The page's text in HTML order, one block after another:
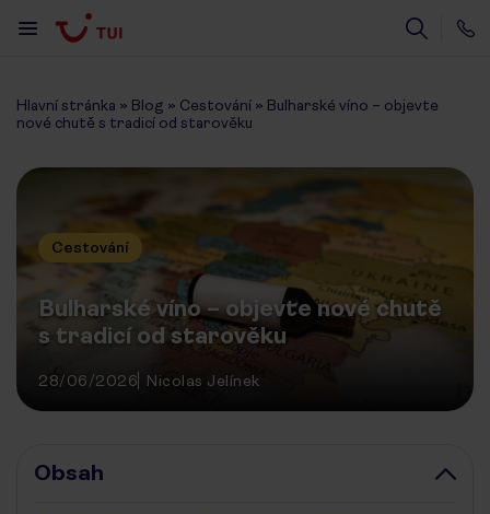
Hlavní stránka » Blog » Cestování » Bulharské víno – objevte
nové chutě s tradicí od starověku
Cestování
Bulharské víno – objevte nové chutě
s tradicí od starověku
28/06/2026 Nicolas Jelínek
Obsah